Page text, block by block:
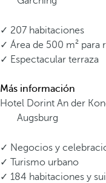
✓ 207 habitaciones
✓ Área de 500 m² para
✓ Espectacular terraza
Más información
Hotel Dorint An der
Augsburg
✓ Negocios y
✓ Turismo urbano
✓ 184 habitaciones y